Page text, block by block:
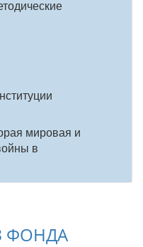
мировая и
в
ФОНДА